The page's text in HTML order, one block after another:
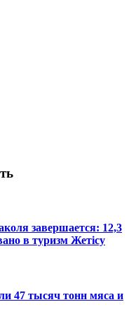
завершается: 12,3
в туризм Жетісу
47 тысяч тонн мяса и